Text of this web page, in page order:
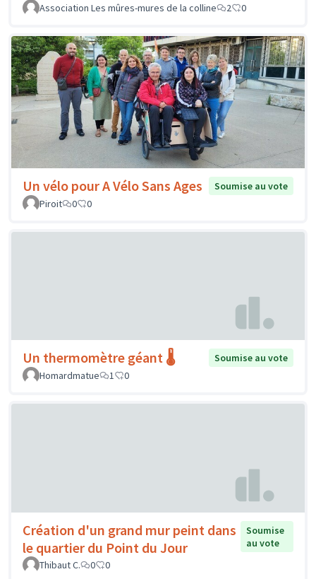
Association Les mûres-mures de la colline 2 0
Un vélo pour A Vélo Sans Ages
Soumise au vote
Piroit
0 0
Un thermomètre géant 🌡️
Soumise au vote
Homardmatue
1 0
Création d'un grand mur peint dans
le quartier du Point du Jour
Soumise
au vote
Thibaut C.
0 0